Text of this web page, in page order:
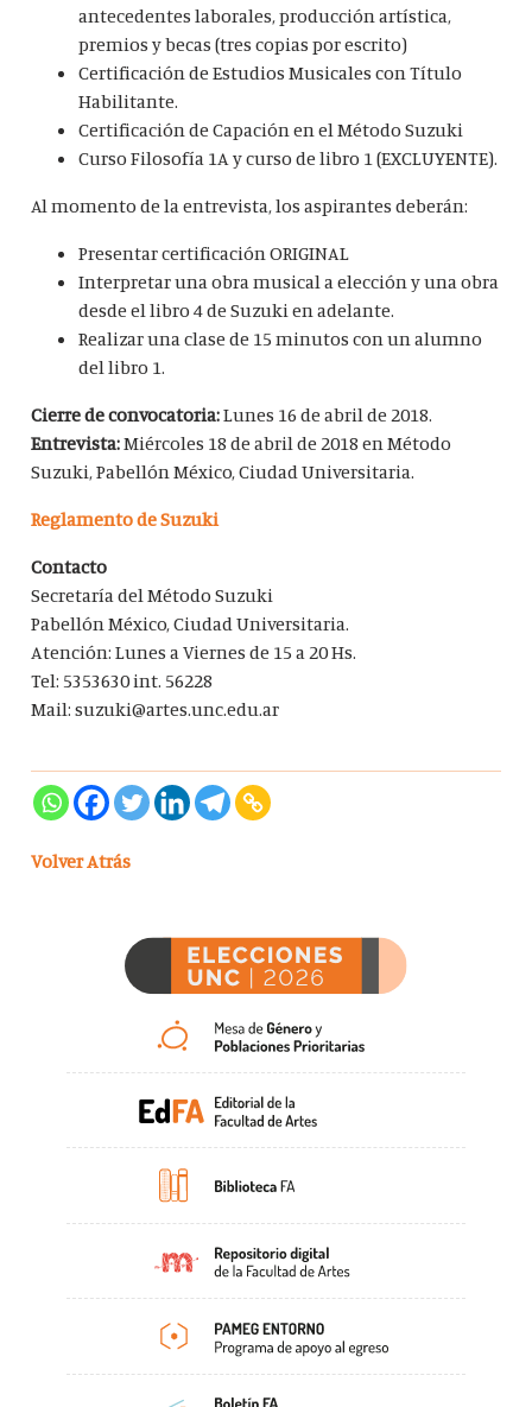
antecedentes laborales, producción artística,
premios y becas (tres copias por escrito)
Certificación de Estudios Musicales con Título
Habilitante.
Certificación de Capación en el Método Suzuki
Curso Filosofía 1A y curso de libro 1 (EXCLUYENTE).
Al momento de la entrevista, los aspirantes deberán:
Presentar certificación ORIGINAL
Interpretar una obra musical a elección y una obra
desde el libro 4 de Suzuki en adelante.
Realizar una clase de 15 minutos con un alumno
del libro 1.
Cierre de convocatoria:Lunes 16 de abril de 2018.
Entrevista:Miércoles 18 de abril de 2018 en Método
Suzuki, Pabellón México, Ciudad Universitaria.
Reglamento de Suzuki
Contacto
Secretaría del Método Suzuki
Pabellón México, Ciudad Universitaria.
Atención: Lunes a Viernes de 15 a 20 Hs.
Tel: 5353630 int. 56228
Mail: suzuki@artes.unc.edu.ar
Volver Atrás